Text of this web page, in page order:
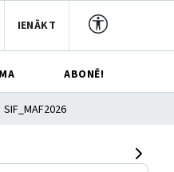
IENĀKT
ABONĒ!
SIF_MAF2026